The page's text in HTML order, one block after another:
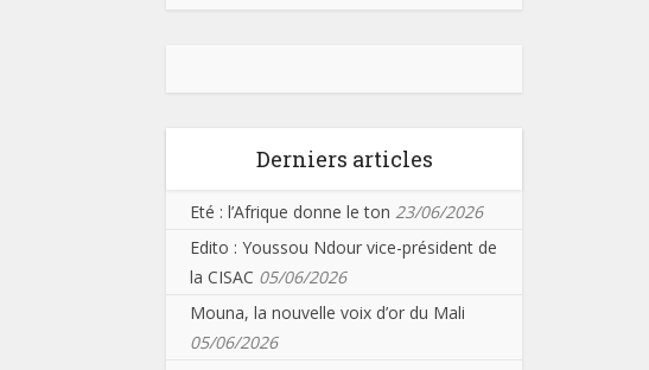
Derniers articles
Eté : l’Afrique donne le ton 23/06/2026
Edito : Youssou Ndour vice-président de
la CISAC 05/06/2026
Mouna, la nouvelle voix d’or du Mali
05/06/2026